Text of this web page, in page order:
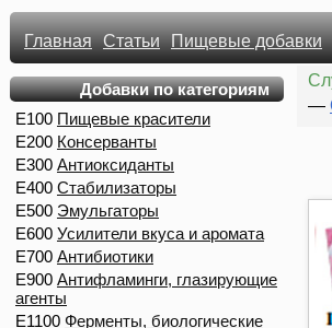
Главная Статьи Пищевые добавки
Добавки по категориям
E100 Пищевые красители
E200 Консерванты
E300 Антиоксиданты
E400 Стабилизаторы
E500 Эмульгаторы
E600 Усилители вкуса и аромата
E700 Антибиотики
E900 Антифламинги, глазирующие
агенты
E1100 Ферменты, биологические
—